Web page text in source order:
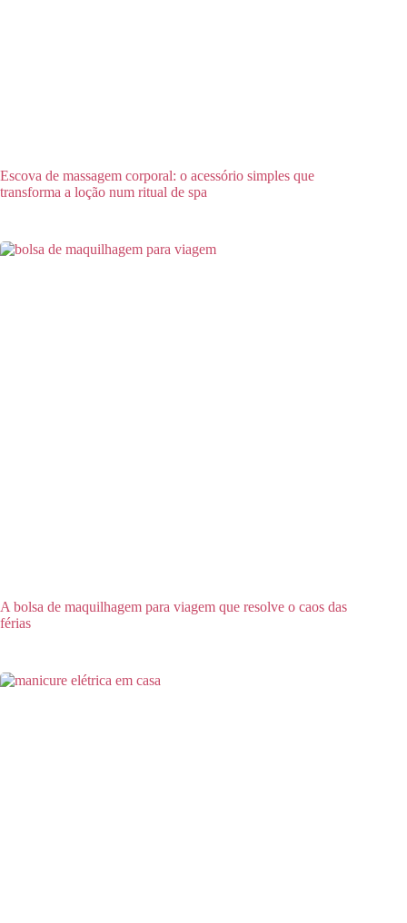
Escova de massagem corporal: o acessório simples que
transforma a loção num ritual de spa
A bolsa de maquilhagem para viagem que resolve o caos das
férias